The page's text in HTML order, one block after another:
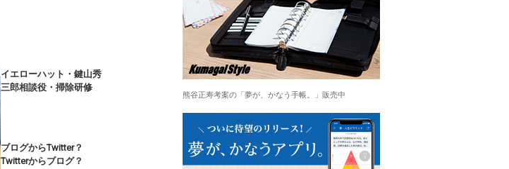
イエローハット・鍵山秀
三郎相談役・掃除研修
ブログからTwitter？
Twitterからブログ？
熊谷正寿考案の「夢が、かなう手帳。」販売中